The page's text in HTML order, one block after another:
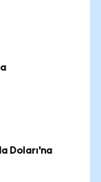
Doları'na